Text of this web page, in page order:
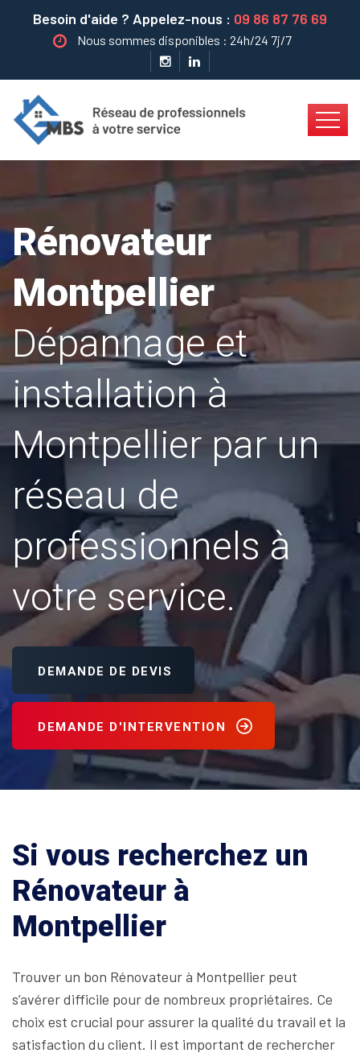
Besoin d'aide ? Appelez-nous : 09 86 87 76 69
Nous sommes disponibles : 24h/24 7j/7
Rénovateur
Montpellier
Dépannage et
installation à
Montpellier par un
réseau de
professionnels à
votre service.
DEMANDE DE DEVIS
DEMANDE D'INTERVENTION
Si vous recherchez un
Rénovateur à
Montpellier
Trouver un bon Rénovateur à Montpellier peut
s’avérer difficile pour de nombreux propriétaires. Ce
choix est crucial pour assurer la qualité du travail et la
satisfaction du client. Il est important de rechercher